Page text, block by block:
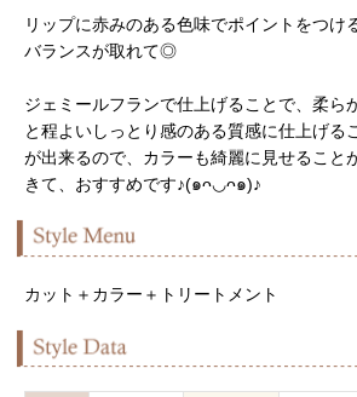
リップに赤みのある色味でポイントをつけ
バランスが取れて◎
ジェミールフランで仕上げることで、柔ら
と程よいしっとり感のある質感に仕上げる
が出来るので、カラーも綺麗に見せること
きて、おすすめです♪(๑ᴖ◡ᴖ๑)♪
カット＋カラー＋トリートメント